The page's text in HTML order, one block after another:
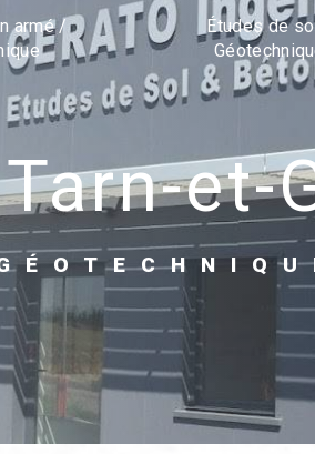
armé /
Études de
et-